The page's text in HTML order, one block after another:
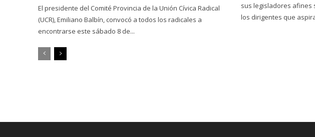
El presidente del Comité Provincia de la Unión Cívica Radical
(UCR), Emiliano Balbín, convocó a todos los radicales a
encontrarse este sábado 8 de...
sus legisladores afines
los dirigentes que